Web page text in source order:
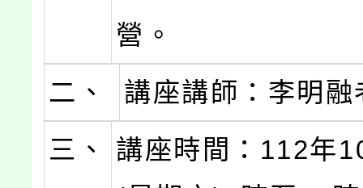
營。
二、
講座講師：李明融
三、
講座時間：112年